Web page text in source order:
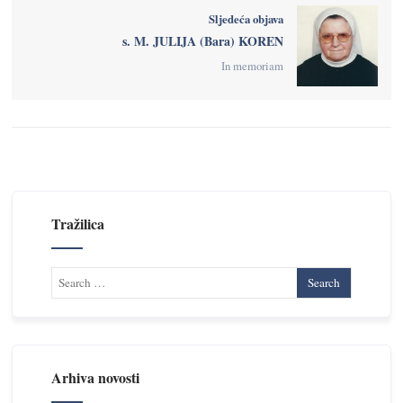
Sljedeća objava
s. M. JULIJA (Bara) KOREN
In memoriam
Tražilica
Arhiva novosti